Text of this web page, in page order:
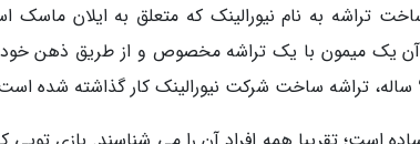
تراشه به نام نیورالینک که متعلق به ایلان
آن یک میمون با یک تراشه مخصوص و از طریق ذهن